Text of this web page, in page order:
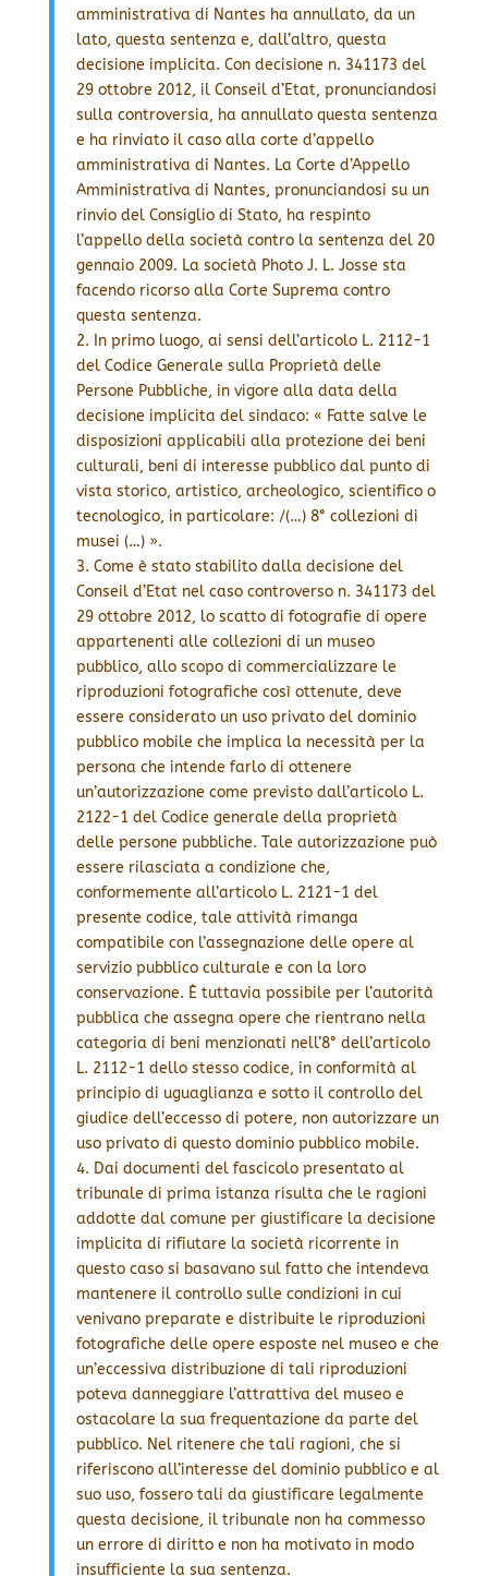
amministrativa di Nantes ha annullato, da un
lato, questa sentenza e, dall’altro, questa
decisione implicita. Con decisione n. 341173 del
29 ottobre 2012, il Conseil d’Etat, pronunciandosi
sulla controversia, ha annullato questa sentenza
e ha rinviato il caso alla corte d’appello
amministrativa di Nantes. La Corte d’Appello
Amministrativa di Nantes, pronunciandosi su un
rinvio del Consiglio di Stato, ha respinto
l’appello della società contro la sentenza del 20
gennaio 2009. La società Photo J. L. Josse sta
facendo ricorso alla Corte Suprema contro
questa sentenza.
2. In primo luogo, ai sensi dell’articolo L. 2112-1
del Codice Generale sulla Proprietà delle
Persone Pubbliche, in vigore alla data della
decisione implicita del sindaco: « Fatte salve le
disposizioni applicabili alla protezione dei beni
culturali, beni di interesse pubblico dal punto di
vista storico, artistico, archeologico, scientifico o
tecnologico, in particolare: /(…) 8° collezioni di
musei (…) ».
3. Come è stato stabilito dalla decisione del
Conseil d’Etat nel caso controverso n. 341173 del
29 ottobre 2012, lo scatto di fotografie di opere
appartenenti alle collezioni di un museo
pubblico, allo scopo di commercializzare le
riproduzioni fotografiche così ottenute, deve
essere considerato un uso privato del dominio
pubblico mobile che implica la necessità per la
persona che intende farlo di ottenere
un’autorizzazione come previsto dall’articolo L.
2122-1 del Codice generale della proprietà
delle persone pubbliche. Tale autorizzazione può
essere rilasciata a condizione che,
conformemente all’articolo L. 2121-1 del
presente codice, tale attività rimanga
compatibile con l’assegnazione delle opere al
servizio pubblico culturale e con la loro
conservazione. È tuttavia possibile per l’autorità
pubblica che assegna opere che rientrano nella
categoria di beni menzionati nell’8° dell’articolo
L. 2112-1 dello stesso codice, in conformità al
principio di uguaglianza e sotto il controllo del
giudice dell’eccesso di potere, non autorizzare un
uso privato di questo dominio pubblico mobile.
4. Dai documenti del fascicolo presentato al
tribunale di prima istanza risulta che le ragioni
addotte dal comune per giustificare la decisione
implicita di rifiutare la società ricorrente in
questo caso si basavano sul fatto che intendeva
mantenere il controllo sulle condizioni in cui
venivano preparate e distribuite le riproduzioni
fotografiche delle opere esposte nel museo e che
un’eccessiva distribuzione di tali riproduzioni
poteva danneggiare l’attrattiva del museo e
ostacolare la sua frequentazione da parte del
pubblico. Nel ritenere che tali ragioni, che si
riferiscono all’interesse del dominio pubblico e al
suo uso, fossero tali da giustificare legalmente
questa decisione, il tribunale non ha commesso
un errore di diritto e non ha motivato in modo
insufficiente la sua sentenza.